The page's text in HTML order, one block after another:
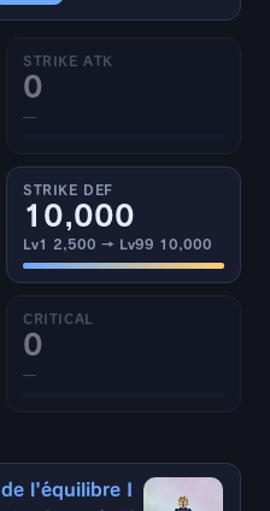
STRIKE ATK
0
—
STRIKE DEF
10,000
Lv1 2,500 → Lv99 10,000
CRITICAL
0
—
l'équilibre I